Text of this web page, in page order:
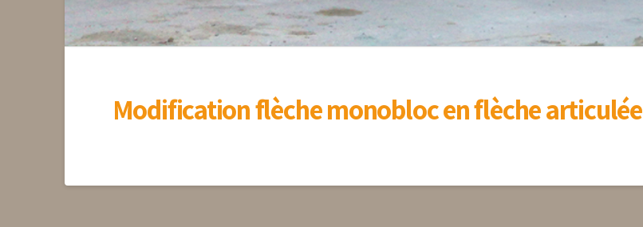
Modification flèche monobloc en flèche articulée